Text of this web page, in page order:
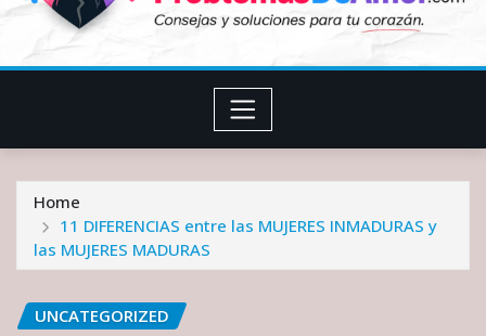
Home
11 DIFERENCIAS entre las MUJERES INMADURAS y
las MUJERES MADURAS
UNCATEGORIZED